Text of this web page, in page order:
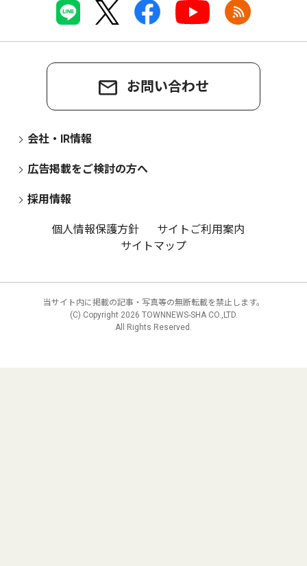
お問い合わせ
会社・IR情報
広告掲載をご検討の方へ
採用情報
個人情報保護方針
サイトご利用案内
サイトマップ
当サイト内に掲載の記事・写真等の無断転載を禁止します。
(C) Copyright 2026 TOWNNEWS-SHA CO.,LTD.
All Rights Reserved.